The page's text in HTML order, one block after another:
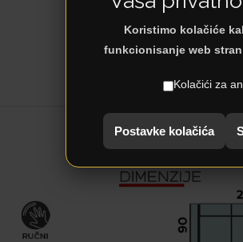
<
Koristimo kolačiće
funkcionisanje web
Kolačići za
Postavke kolačića